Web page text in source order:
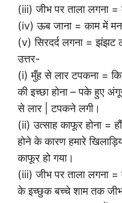
(iii) जीभ पर ताला लगना
(iv) ऊब जाना = काम में
(v) सिरदर्द लगना = झंझट
उत्तर-
(i) मुँह से लार टपकना =
की इच्छा होना – पके हुए
से लार | टपकने लगी।
(ii) उत्साह काफूर होना =
होने के कारण हमारे
काफूर हो गया।
(iii) जीभ पर ताला लगना
के इच्छुक बच्चे शाम तक